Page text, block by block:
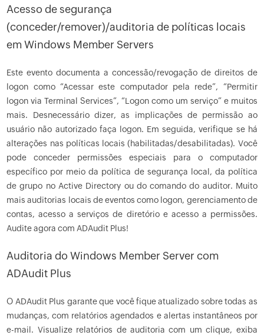
Acesso de segurança
(conceder/remover)/auditoria de políticas locais
em Windows Member Servers
Este evento documenta a concessão/revogação de direitos de
logon como “Acessar este computador pela rede”, “Permitir
logon via Terminal Services”, “Logon como um serviço” e muitos
mais. Desnecessário dizer, as implicações de permissão ao
usuário não autorizado faça logon. Em seguida, verifique se há
alterações nas políticas locais (habilitadas/desabilitadas). Você
pode conceder permissões especiais para o computador
específico por meio da política de segurança local, da política
de grupo no Active Directory ou do comando do auditor. Muito
mais auditorias locais de eventos como logon, gerenciamento de
contas, acesso a serviços de diretório e acesso a permissões.
Audite agora com ADAudit Plus!
Auditoria do Windows Member Server com
ADAudit Plus
O ADAudit Plus garante que você fique atualizado sobre todas as
mudanças, com relatórios agendados e alertas instantâneos por
e-mail. Visualize relatórios de auditoria com um clique, exiba